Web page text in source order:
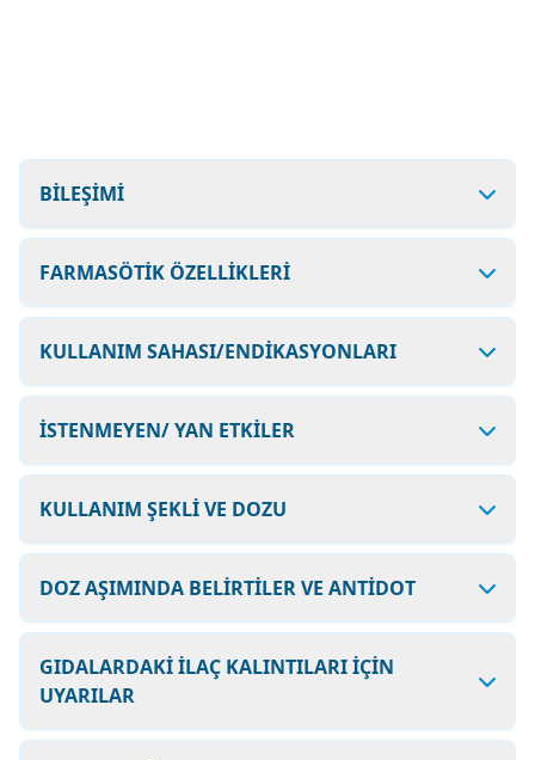
BİLEŞİMİ
FARMASÖTİK ÖZELLİKLERİ
KULLANIM SAHASI/ENDİKASYONLARI
İSTENMEYEN/ YAN ETKİLER
KULLANIM ŞEKLİ VE DOZU
DOZ AŞIMINDA BELİRTİLER VE ANTİDOT
GIDALARDAKİ İLAÇ KALINTILARI İÇİN
UYARILAR